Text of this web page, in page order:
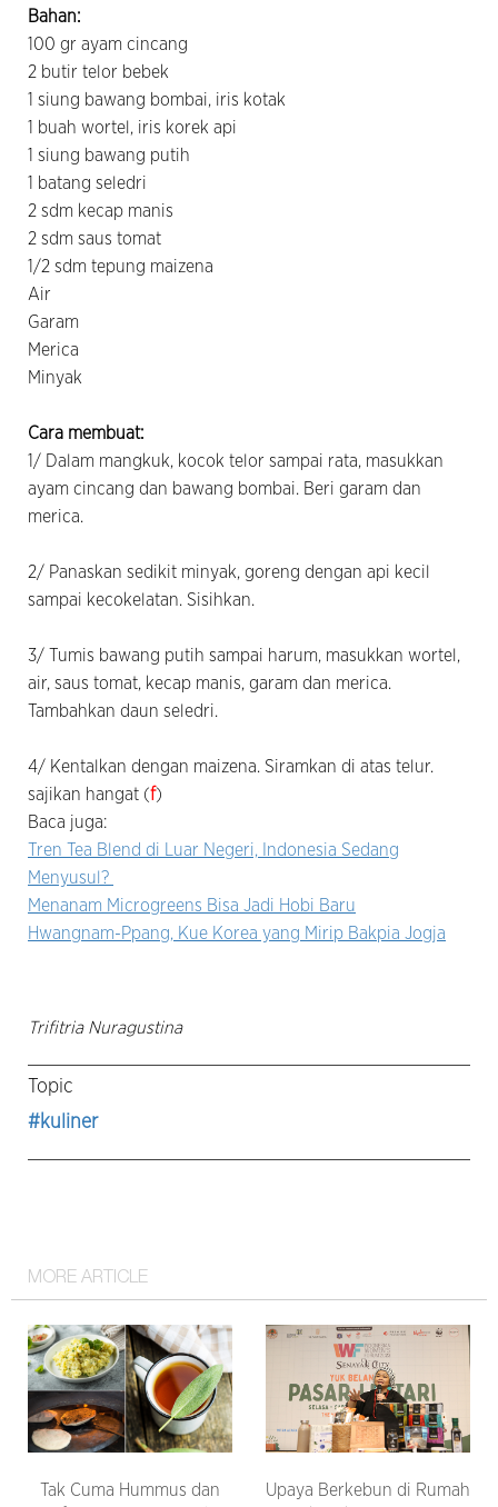
Bahan:
100 gr ayam cincang
2 butir telor bebek
1 siung bawang bombai, iris kotak
1 buah wortel, iris korek api
1 siung bawang putih
1 batang seledri
2 sdm kecap manis
2 sdm saus tomat
1/2 sdm tepung maizena
Air
Garam
Merica
Minyak
Cara membuat:
1/ Dalam mangkuk, kocok telor sampai rata, masukkan
ayam cincang dan bawang bombai. Beri garam dan
merica.
2/ Panaskan sedikit minyak, goreng dengan api kecil
sampai kecokelatan. Sisihkan.
3/ Tumis bawang putih sampai harum, masukkan wortel,
air, saus tomat, kecap manis, garam dan merica.
Tambahkan daun seledri.
4/ Kentalkan dengan maizena. Siramkan di atas telur.
sajikan hangat (f)
Baca juga:
Tren Tea Blend di Luar Negeri, Indonesia Sedang
Menyusul?
Menanam Microgreens Bisa Jadi Hobi Baru
Hwangnam-Ppang, Kue Korea yang Mirip Bakpia Jogja
Trifitria Nuragustina
Topic
#kuliner
MORE ARTICLE
Tak Cuma Hummus dan
Upaya Berkebun di Rumah